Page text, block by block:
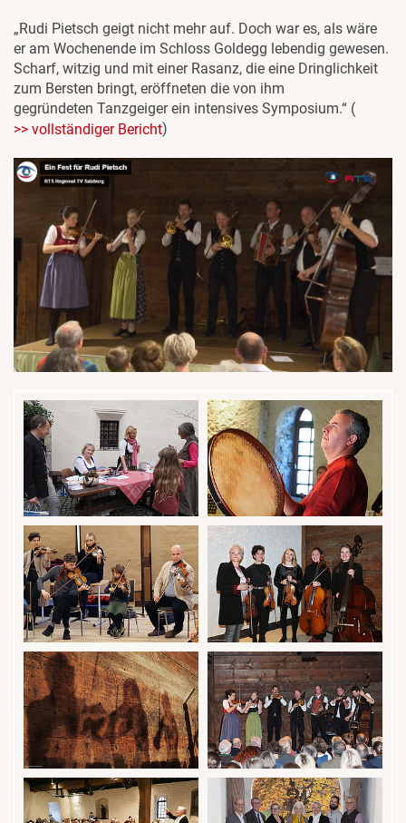
„Rudi Pietsch geigt nicht mehr auf. Doch war es, als wäre
er am Wochenende im Schloss Goldegg lebendig gewesen.
Scharf, witzig und mit einer Rasanz, die eine Dringlichkeit
zum Bersten bringt, eröffneten die von ihm
gegründeten Tanzgeiger ein intensives Symposium.“ (
>> vollständiger Bericht)